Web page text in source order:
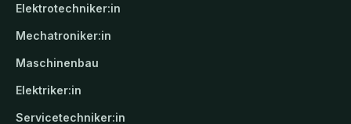
Elektrotechniker:in
Mechatroniker:in
Maschinenbau
Elektriker:in
Servicetechniker:in